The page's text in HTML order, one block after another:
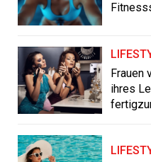
Frauen
ihres